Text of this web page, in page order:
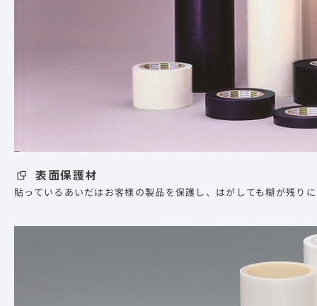
表面保護材
貼っているあいだはお客様の製品を保護し、はがしても糊が残り